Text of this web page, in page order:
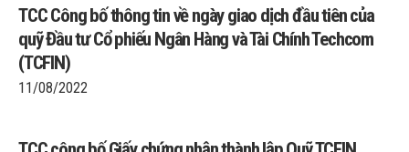
TCC Công bố thông tin về ngày giao dịch đầu tiên của
quỹ Đầu tư Cổ phiếu Ngân Hàng và Tài Chính Techcom
(TCFIN)
11/08/2022